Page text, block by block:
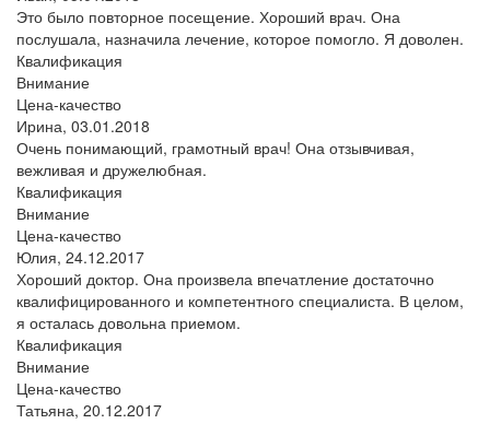
Это было повторное посещение. Хороший врач. Она
послушала, назначила лечение, которое помогло. Я доволен.
Квалификация
Внимание
Цена-качество
Ирина, 03.01.2018
Очень понимающий, грамотный врач! Она отзывчивая,
вежливая и дружелюбная.
Квалификация
Внимание
Цена-качество
Юлия, 24.12.2017
Хороший доктор. Она произвела впечатление достаточно
квалифицированного и компетентного специалиста. В целом,
я осталась довольна приемом.
Квалификация
Внимание
Цена-качество
Татьяна, 20.12.2017